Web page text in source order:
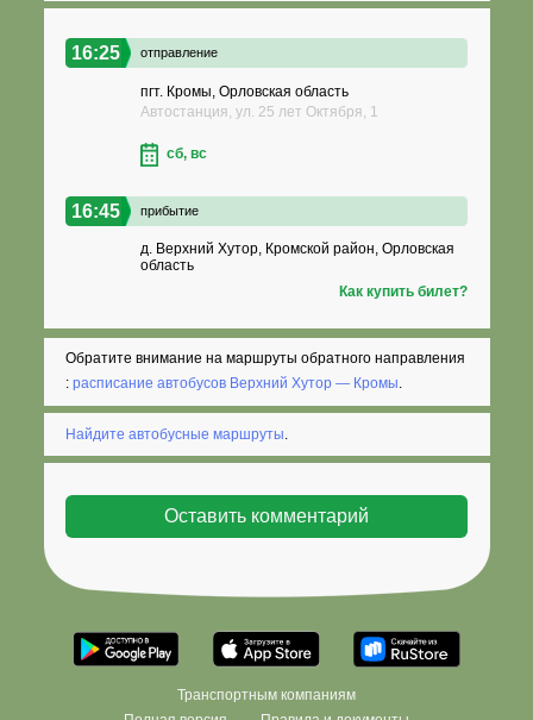
16:25 отправление
пгт. Кромы, Орловская область
Автостанция, ул. 25 лет Октября, 1
сб, вс
16:45 прибытие
д. Верхний Хутор, Кромской район, Орловская
область
Как купить билет?
Обратите внимание на маршруты обратного направления
:расписание автобусов Верхний Хутор — Кромы.
Найдите автобусные маршруты
Транспортным компаниям